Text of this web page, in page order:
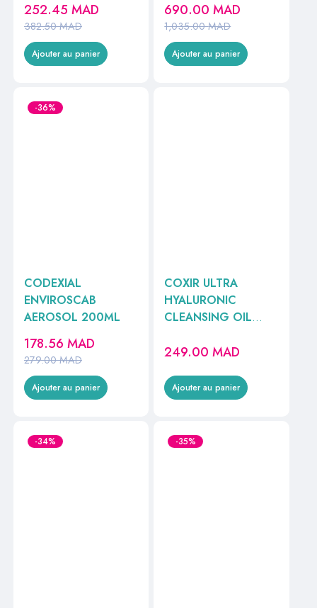
382.50MAD
252.45 MAD
Ajouter au panier
1,035.00MAD
690.00MAD
Ajouter au panier
-36%
CODEXIAL
ENVIROSCAB
AEROSOL 200ML
279.00MAD
178.56 MAD
Ajouter au panier
COXIR ULTRA
HYALURONIC
CLEANSING OIL
249.00MAD
Ajouter au panier
-34% -35%